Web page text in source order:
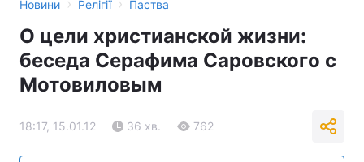
Новини › Релігії › Паства
О цели христианской жизни:
беседа Серафима Саровского с
Мотовиловым
18:17, 15.01.12 36 хв. 762